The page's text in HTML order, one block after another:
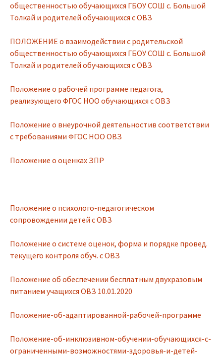
общественностью обучающихся ГБОУ СОШ с. Большой
Толкай и родителей обучающихся с ОВЗ
ПОЛОЖЕНИЕ о взаимодействии с родительской
общественностью обучающихся ГБОУ СОШ с. Большой
Толкай и родителей обучающихся с ОВЗ
Положение о рабочей программе педагога,
реализующего ФГОС НОО обучающихся с ОВЗ
Положение о внеурочной деятельностив соответствии
с требованиями ФГОС НОО ОВЗ
Положение о оценках ЗПР
Положение о психолого-педагогическом
сопровождении детей с ОВЗ
Положение о системе оценок, форма и порядке провед.
текущего контроля обуч. с ОВЗ
Положение об обеспечении бесплатным двухразовым
питанием учащихся ОВЗ 10.01.2020
Положение-об-адаптированной-рабочей-программе
Положение-об-инклюзивном-обучении-обучающихся-с-
ограниченными-возможностями-здоровья-и-детей-